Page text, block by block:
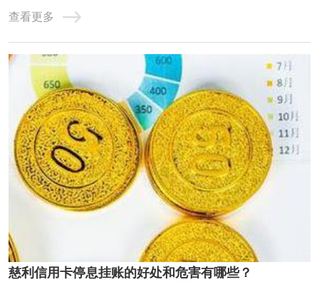
要申请过桥资金应急。除企业外，个人也会有过桥资金的需
求，如房屋买卖。过桥业务：指老魏提供资金给上市公司，
或有业务需求的公司及个人，将此笔资金做一 ...
查看更多
慈利信用卡停息挂账的好处和危害有哪些？